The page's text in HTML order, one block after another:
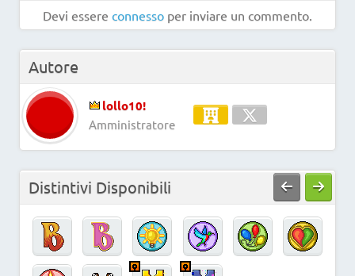
Devi essere connesso per inviare un commento.
Autore
lollo10!
Amministratore
Distintivi Disponibili